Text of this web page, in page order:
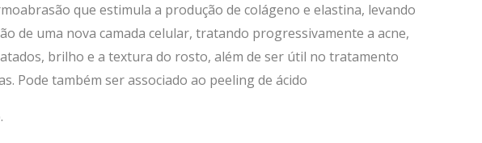
que estimula a produção de colágeno e elastina, levando
de uma nova camada celular, tratando progressivamente a acne,
brilho e a textura do rosto, além de ser útil no tratamento
Pode também ser associado ao peeling de ácido